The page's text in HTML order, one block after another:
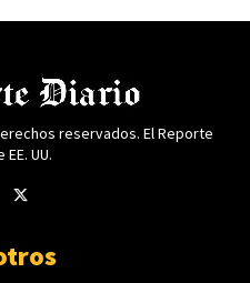
reservados. El Reporte
UU.